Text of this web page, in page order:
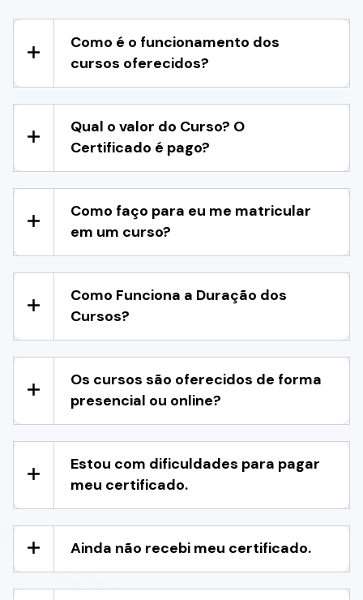
Como é o funcionamento dos
cursos oferecidos?
Qual o valor do Curso? O
Certificado é pago?
Como faço para eu me matricular
em um curso?
Como Funciona a Duração dos
Cursos?
Os cursos são oferecidos de forma
presencial ou online?
Estou com dificuldades para pagar
meu certificado.
Ainda não recebi meu certificado.